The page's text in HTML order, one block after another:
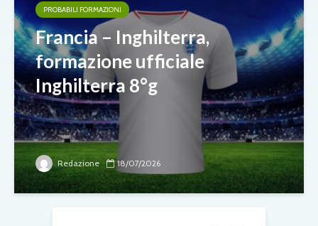
PROBABILI FORMAZIONI
Francia – Inghilterra,
formazione ufficiale
Inghilterra 8°g
Redazione 18/07/2026